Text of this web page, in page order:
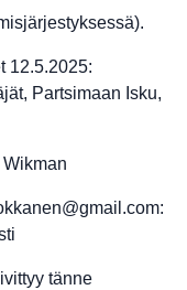
12.5.2025:
Partsimaan Isku,
tänne